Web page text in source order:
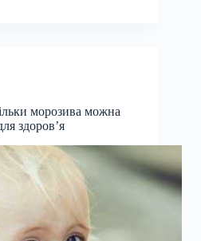
морозива можна
здоров’я